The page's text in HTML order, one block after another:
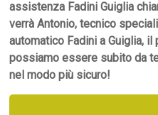
assistenza Fadini Guiglia
verrà Antonio, tecnico
automatico Fadini a Guiglia,
possiamo essere subito da
nel modo più sicuro!